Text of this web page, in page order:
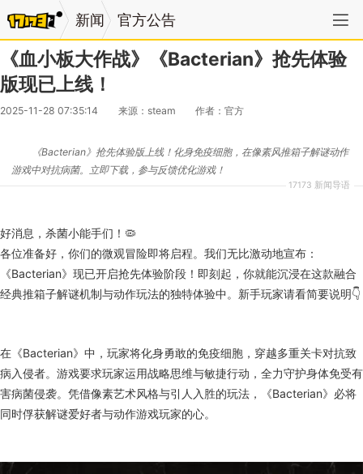
新闻 官方公告
《血小板大作战》《Bacterian》抢先体验
版现已上线！
2025-11-28 07:35:14 来源：steam 作者：官方
17173 新闻导语
《Bacterian》抢先体验版上线！化身免疫细胞，在像素风推箱子解谜动作
游戏中对抗病菌。立即下载，参与反馈优化游戏！
好消息，杀菌小能手们！🦠
各位准备好，你们的微观冒险即将启程。我们无比激动地宣布：
《Bacterian》现已开启抢先体验阶段！即刻起，你就能沉浸在这款融合
经典推箱子解谜机制与动作玩法的独特体验中。新手玩家请看简要说明👇
在《Bacterian》中，玩家将化身勇敢的免疫细胞，穿越多重关卡对抗致
病入侵者。游戏要求玩家运用战略思维与敏捷行动，全力守护身体免受有
害病菌侵袭。凭借像素艺术风格与引人入胜的玩法，《Bacterian》必将
同时俘获解谜爱好者与动作游戏玩家的心。